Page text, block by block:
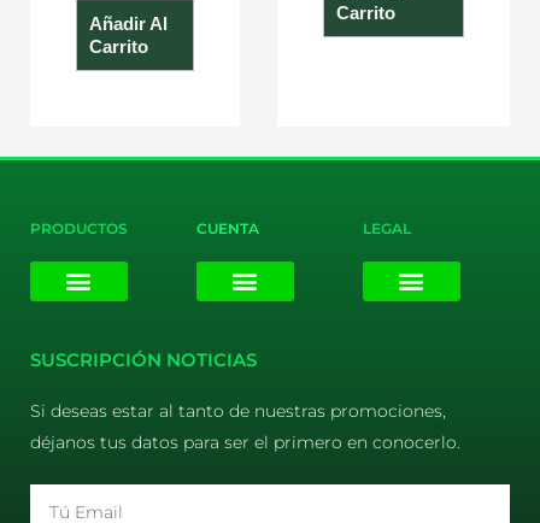
Añadir Al
Carrito
Carrito
PRODUCTOS CUENTA LEGAL
SUSCRIPCIÓN NOTICIAS
Si deseas estar al tanto de nuestras promociones,
déjanos tus datos para ser el primero en conocerlo.